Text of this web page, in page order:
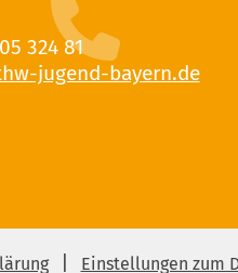
324 81
Einstellungen zum